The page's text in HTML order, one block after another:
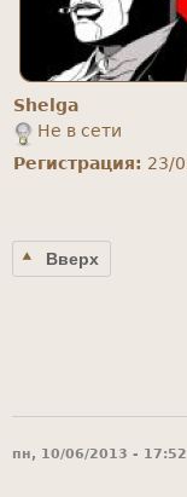
Shelga
Не в сети
Регистрация: 23/
Вверх
пн, 10/06/2013 - 17:52